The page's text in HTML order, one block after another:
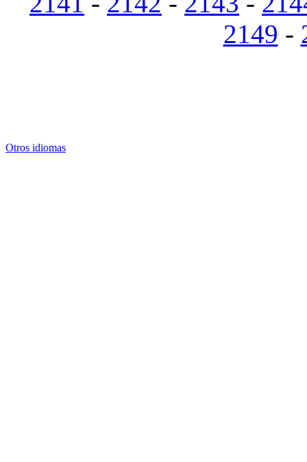
2149 -
Otros idiomas